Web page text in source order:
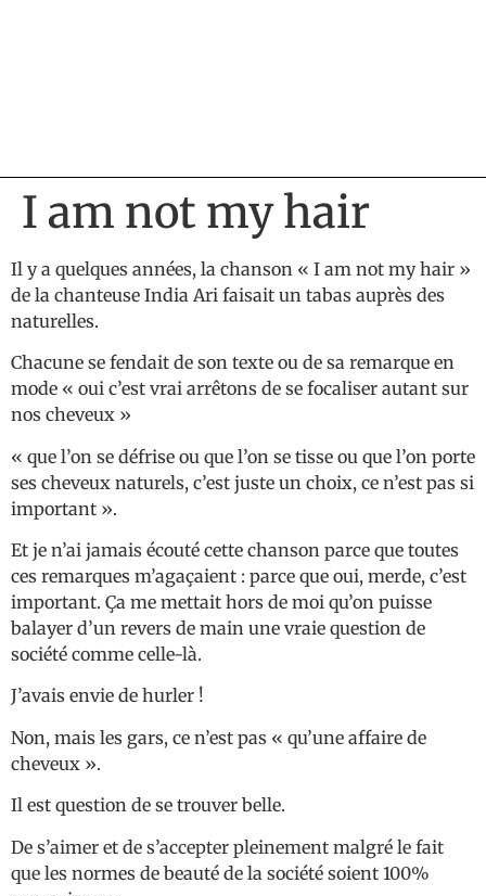
I am not my hair
Il y a quelques années, la chanson « I am not my hair »
de la chanteuse India Ari faisait un tabas auprès des
naturelles.
Chacune se fendait de son texte ou de sa remarque en
mode « oui c’est vrai arrêtons de se focaliser autant sur
nos cheveux »
« que l’on se défrise ou que l’on se tisse ou que l’on porte
ses cheveux naturels, c’est juste un choix, ce n’est pas si
important ».
Et je n’ai jamais écouté cette chanson parce que toutes
ces remarques m’agaçaient : parce que oui, merde, c’est
important. Ça me mettait hors de moi qu’on puisse
balayer d’un revers de main une vraie question de
société comme celle-là.
J’avais envie de hurler !
Non, mais les gars, ce n’est pas « qu’une affaire de
cheveux ».
Il est question de se trouver belle.
De s’aimer et de s’accepter pleinement malgré le fait
que les normes de beauté de la société soient 100%